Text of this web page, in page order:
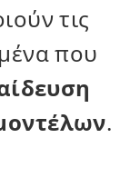
τις
που
.